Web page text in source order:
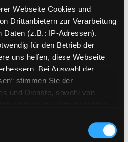
Webseite Cookies und
Drittanbietern zur Verarbeitung
Daten (z.B.: IP-Adressen).
für den Betrieb der
uns helfen, diese Webseite
Bei Auswahl der
stimmen Sie der
und Dienste, sowohl von
eine Verarbeitung in
er Liebe
Buddha, Konfuzius und